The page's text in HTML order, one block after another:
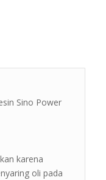
Sino Power
karena
oli pada